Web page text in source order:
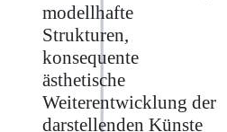
modellhafte
Strukturen,
konsequente
ästhetische
Weiterentwicklung der
darstellenden Künste